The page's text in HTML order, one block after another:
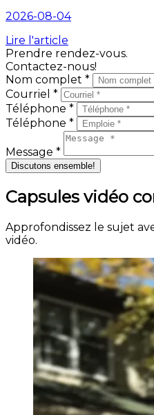
2026-08-04
Lire l'article
Prendre rendez-vous.
Contactez-nous!
Nom complet *
Courriel *
Téléphone *
Téléphone *
Message *
Discutons ensemble!
Capsules vidéo
Approfondissez le sujet
vidéo.